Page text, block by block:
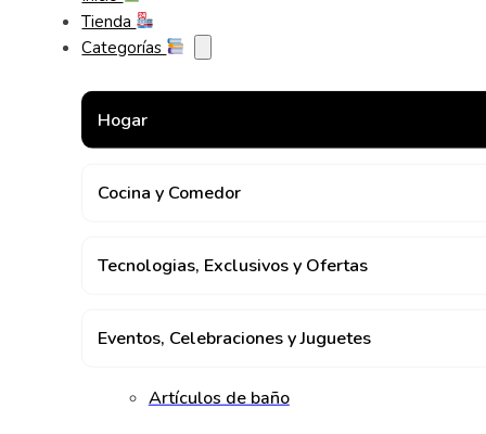
Tienda
Categorías
Hogar
Cocina y Comedor
Tecnologias, Exclusivos y Ofertas
Eventos, Celebraciones y Juguetes
Artículos de baño